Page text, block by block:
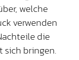
welche
verwenden
die
sich bringen.